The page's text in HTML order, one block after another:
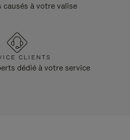
à votre valise
CLIENTS
dédié à votre service